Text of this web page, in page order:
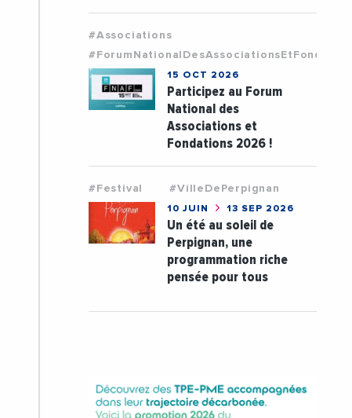
#Associations
15 OCT 2026
Participez au Forum
National des
Associations et
Fondations 2026 !
#Festival #VilleDePerpignan
10 JUIN 13 SEP 2026
Un été au soleil de
Perpignan, une
programmation riche
pensée pour tous